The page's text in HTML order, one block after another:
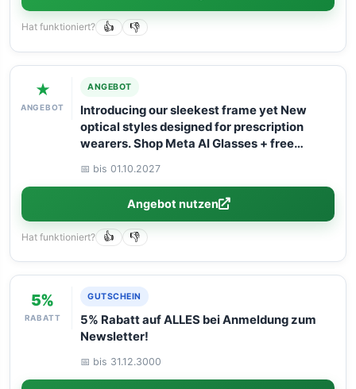
Hat funktioniert? 👍 👎
★
ANGEBOT
ANGEBOT
Introducing our sleekest frame yet New
optical styles designed for prescription
wearers. Shop Meta AI Glasses + free
📅 bis 01.10.2027
Angebot nutzen
Hat funktioniert? 👍 👎
5%
RABATT
GUTSCHEIN
5% Rabatt auf ALLES bei Anmeldung zum
Newsletter!
📅 bis 31.12.3000